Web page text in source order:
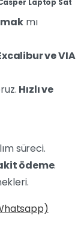
Laptop Sat
mı
ve VIA
Hızlı ve
süreci.
ödeme.